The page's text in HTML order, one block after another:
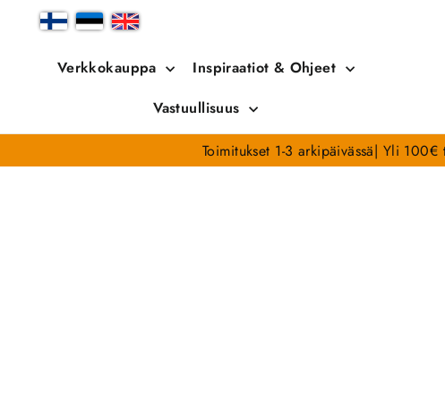
sisältöön
Verkkokauppa
Inspiraatiot & Ohjeet
Vastuullisuus
Toimitukset 1-3 arkipäivässä| Yli